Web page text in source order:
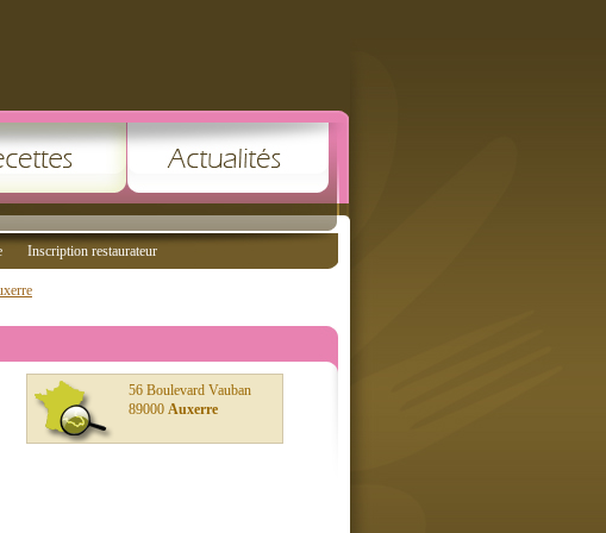
Inscription restaurateur
56 Boulevard Vauban
89000 Auxerre